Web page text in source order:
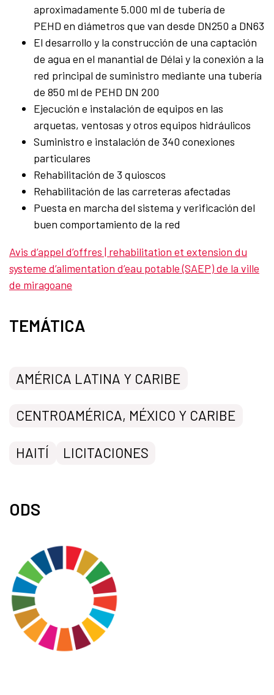
aproximadamente 5.000 ml de tubería de
PEHD en diámetros que van desde DN250 a DN63
El desarrollo y la construcción de una captación
de agua en el manantial de Délai y la conexión a la
red principal de suministro mediante una tubería
de 850 ml de PEHD DN 200
Ejecución e instalación de equipos en las
arquetas, ventosas y otros equipos hidráulicos
Suministro e instalación de 340 conexiones
particulares
Rehabilitación de 3 quioscos
Rehabilitación de las carreteras afectadas
Puesta en marcha del sistema y verificación del
buen comportamiento de la red
Avis d’appel d’offres | rehabilitation et extension du
systeme d’alimentation d’eau potable (SAEP) de la ville
de miragoane
TEMÁTICA
AMÉRICA LATINA Y CARIBE
CENTROAMÉRICA, MÉXICO Y CARIBE
HAITÍ LICITACIONES
ODS